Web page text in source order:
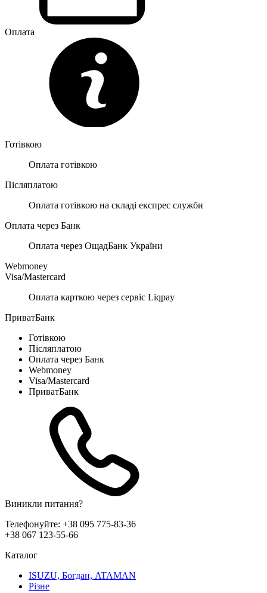
Оплата
Готівкою
Оплата готівкою
Післяплатою
Оплата готівкою на складі експрес служби
Оплата через Банк
Оплата через ОщадБанк України
Webmoney
Visa/Mastercard
Оплата карткою через сервіс Liqpay
ПриватБанк
Готівкою
Післяплатою
Оплата через Банк
Webmoney
Visa/Mastercard
ПриватБанк
Виникли питання?
Телефонуйте: +38 095 775-83-36
+38 067 123-55-66
Каталог
ISUZU, Богдан, ATAMAN
Різне